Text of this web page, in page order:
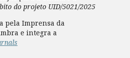
do projeto UID/5021/2025
pela Imprensa da
e integra a